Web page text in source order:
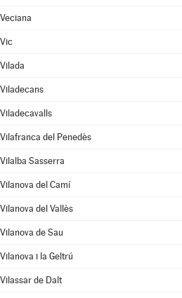
Veciana
Vic
Vilada
Viladecans
Viladecavalls
Vilafranca del Penedès
Vilalba Sasserra
Vilanova del Camí
Vilanova del Vallès
Vilanova de Sau
Vilanova i la Geltrú
Vilassar de Dalt